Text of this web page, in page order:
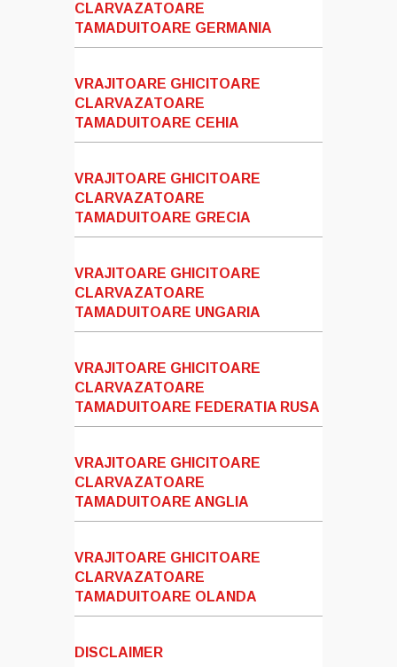
CLARVAZATOARE
TAMADUITOARE GERMANIA
VRAJITOARE GHICITOARE
CLARVAZATOARE
TAMADUITOARE CEHIA
VRAJITOARE GHICITOARE
CLARVAZATOARE
TAMADUITOARE GRECIA
VRAJITOARE GHICITOARE
CLARVAZATOARE
TAMADUITOARE UNGARIA
VRAJITOARE GHICITOARE
CLARVAZATOARE
TAMADUITOARE FEDERATIA RUSA
VRAJITOARE GHICITOARE
CLARVAZATOARE
TAMADUITOARE ANGLIA
VRAJITOARE GHICITOARE
CLARVAZATOARE
TAMADUITOARE OLANDA
DISCLAIMER